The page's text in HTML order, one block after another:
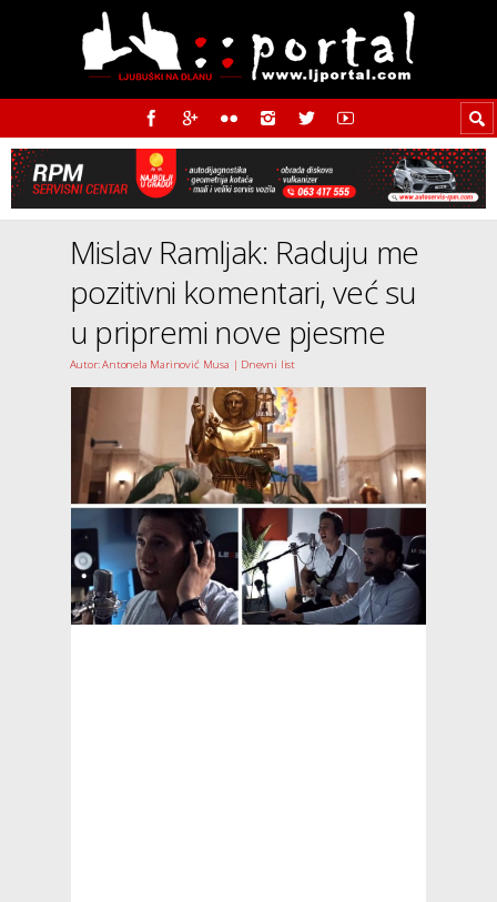
Mislav Ramljak: Raduju me
pozitivni komentari, već su
u pripremi nove pjesme
Autor: Antonela Marinović Musa | Dnevni list